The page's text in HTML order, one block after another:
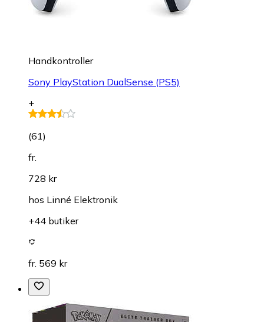
Handkontroller
Sony PlayStation DualSense (PS5)
+
(61)
fr.
728 kr
hos Linné Elektronik
+44 butiker
fr. 569 kr